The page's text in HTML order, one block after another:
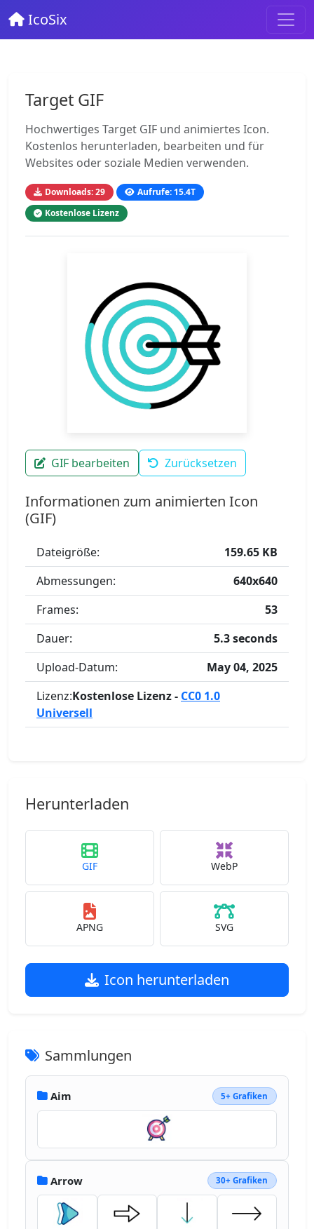
IcoSix
Target GIF
Hochwertiges Target GIF und animiertes Icon.
Kostenlos herunterladen, bearbeiten und für
Websites oder soziale Medien verwenden.
Downloads: 29
Aufrufe: 15.4T
Kostenlose Lizenz
GIF bearbeiten Zurücksetzen
Informationen zum animierten Icon
(GIF)
Dateigröße:
159.65 KB
Abmessungen:
640x640
Frames:
53
Dauer:
5.3 seconds
Upload-Datum:
May 04, 2025
Lizenz:Kostenlose Lizenz - CC0 1.0
Universell
Herunterladen
GIF WebP
APNG SVG
Icon herunterladen
Sammlungen
Aim 5+ Grafiken
Arrow 30+ Grafiken